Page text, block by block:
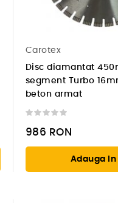
Carotex
Disc diamantat
segment Turbo
beton armat
986 RON
Adauga In